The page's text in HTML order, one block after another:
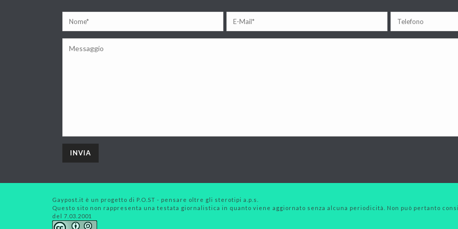
Gaypost.it è un progetto di P.O.ST - pensare oltre gli sterotipi a.p.s.
Questo sito non rappresenta una testata giornalistica in quanto viene aggiornato senza alcuna periodicità. Non può pertanto
del 7.03.2001